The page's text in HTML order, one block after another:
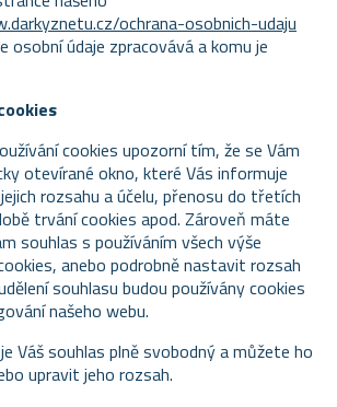
ochrana-osobnich-udaju
osobní údaje zpracovává a komu je
cookies upozorní tím, že se Vám
otevírané okno, které Vás informuje
rozsahu a účelu, přenosu do třetích
trvání cookies apod. Zároveň máte
souhlas s používáním všech výše
anebo podrobně nastavit rozsah
souhlasu budou používány cookies
našeho webu.
Váš souhlas plně svobodný a můžete ho
upravit jeho rozsah.